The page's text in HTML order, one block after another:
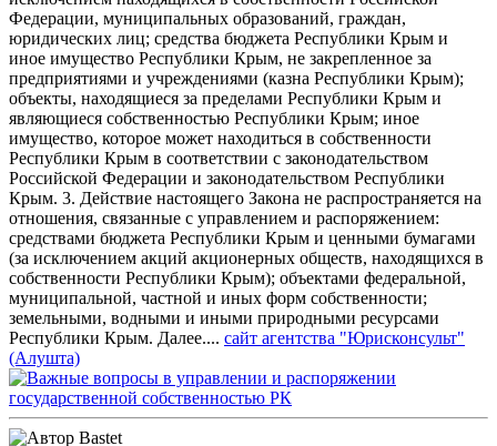
Федерации, муниципальных образований, граждан,
юридических лиц; средства бюджета Республики Крым и
иное имущество Республики Крым, не закрепленное за
предприятиями и учреждениями (казна Республики Крым);
объекты, находящиеся за пределами Республики Крым и
являющиеся собственностью Республики Крым; иное
имущество, которое может находиться в собственности
Республики Крым в соответствии с законодательством
Российской Федерации и законодательством Республики
Крым. 3. Действие настоящего Закона не распространяется на
отношения, связанные с управлением и распоряжением:
средствами бюджета Республики Крым и ценными бумагами
(за исключением акций акционерных обществ, находящихся в
собственности Республики Крым); объектами федеральной,
муниципальной, частной и иных форм собственности;
земельными, водными и иными природными ресурсами
Республики Крым. Далее.... сайт агентства "Юрисконсульт"
(Алушта)